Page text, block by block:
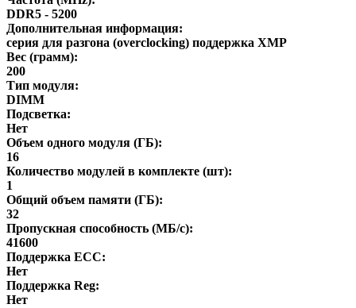
DDR5 - 5200
Дополнительная информация:
серия для разгона (overclocking) поддержка XMP
Вес (грамм):
200
Тип модуля:
DIMM
Подсветка:
Нет
Объем одного модуля (ГБ):
16
Количество модулей в комплекте (шт):
1
Общий объем памяти (ГБ):
32
Пропускная способность (МБ/с):
41600
Поддержка ECC:
Нет
Поддержка Reg:
Нет